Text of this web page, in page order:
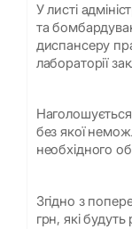
У листі
та
диспансеру
лабораторії
Наголошується
без якої
необхідного
Згідно з
грн, які будуть